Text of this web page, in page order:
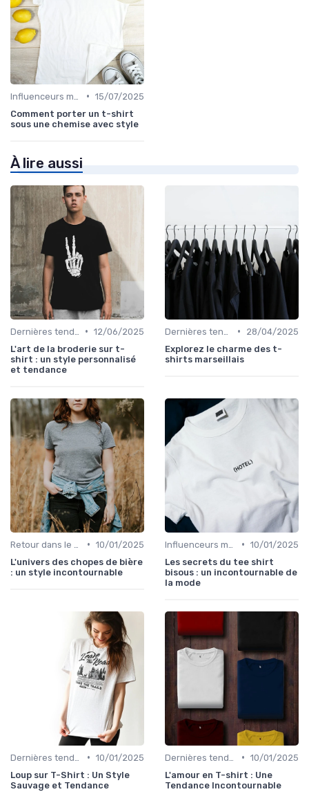
• 15/07/2025
Comment porter un t-shirt
sous une chemise avec style
À lire aussi
• 12/06/2025
L'art de la broderie sur t-
shirt : un style personnalisé
et tendance
•
28/04/2025
Explorez le charme des t-
shirts marseillais
• 10/01/2025
L'univers des chopes de bière
: un style incontournable
• 10/01/2025
Les secrets du tee shirt
bisous : un incontournable de
la mode
• 10/01/2025
Loup sur T-Shirt : Un Style
Sauvage et Tendance
• 10/01/2025
L'amour en T-shirt : Une
Tendance Incontournable